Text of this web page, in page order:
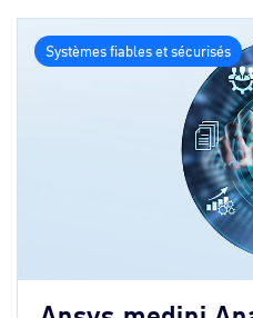
Systèmes fiables et sécurisés